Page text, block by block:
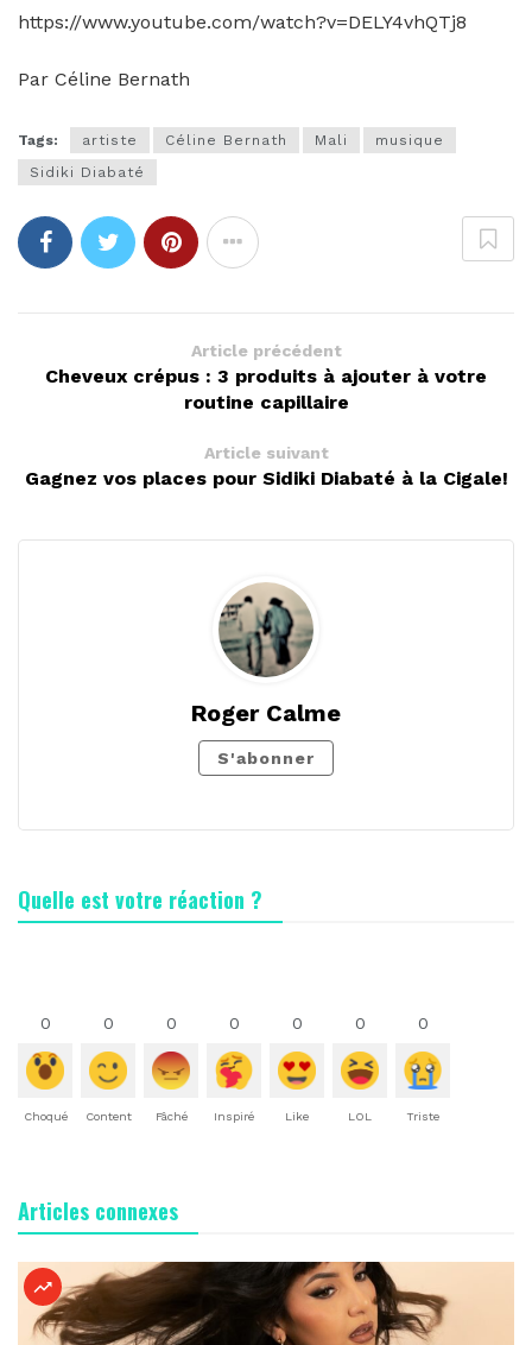
https://www.youtube.com/watch?v=DELY4vhQTj8
Par Céline Bernath
Tags: artiste Céline Bernath Mali
musique
Sidiki Diabaté
Article précédent
Cheveux crépus : 3 produits à ajouter à votre
routine capillaire
Article suivant
Gagnez vos places pour Sidiki Diabaté à la Cigale!
Roger Calme
S'abonner
Quelle est votre réaction ?
0
Choqué
0
Content
0
Fâché
0
Inspiré
0
Like
0
LOL
0
Triste
Articles connexes